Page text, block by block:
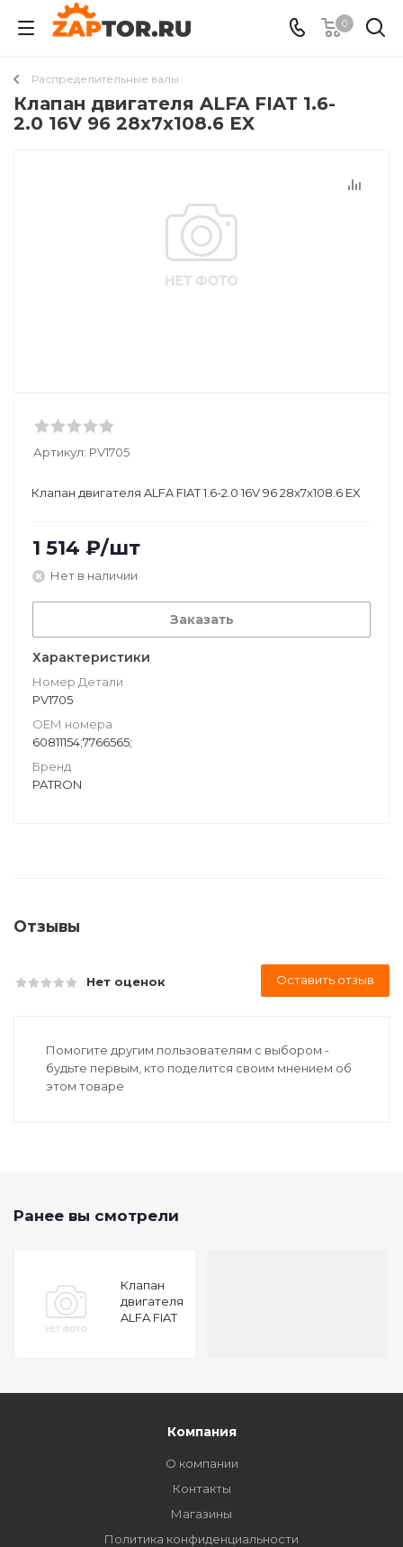
0
Распределительные валы
Клапан двигателя ALFA FIAT 1.6-
2.0 16V 96 28x7x108.6 EX
Артикул: PV1705
Клапан двигателя ALFA FIAT 1.6-2.0 16V 96 28x7x108.6 EX
1 514 ₽/шт
Нет в наличии
Заказать
Характеристики
Номер Детали
PV1705
ОЕМ номера
60811154;7766565;
Бренд
PATRON
Отзывы
Нет оценок Оставить отзыв
Помогите другим пользователям с выбором -
будьте первым, кто поделится своим мнением об
этом товаре
Ранее вы смотрели
Клапан
двигателя
ALFA FIAT
Компания
О компании
Контакты
Магазины
Политика конфиденциальности